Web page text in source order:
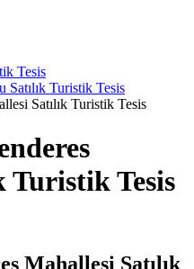
Tesis
Turistik Tesis
Satılık Turistik Tesis
Turistik Tesis
Mahallesi Satılık